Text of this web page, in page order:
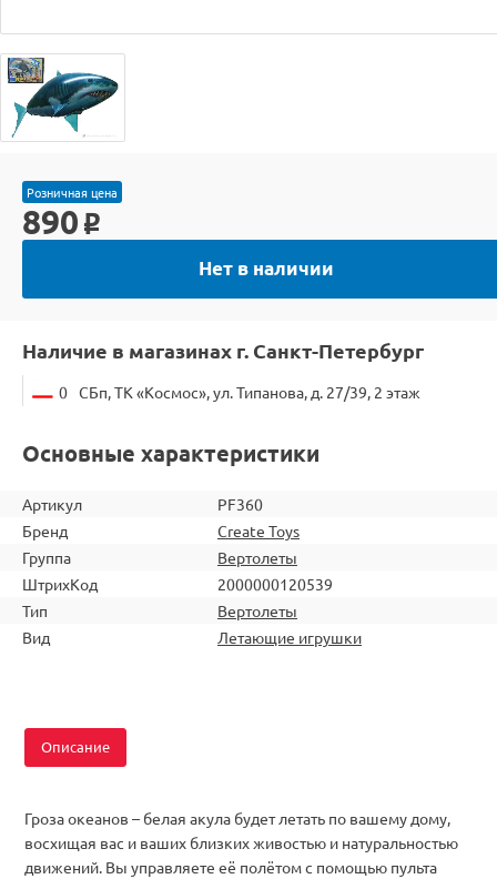
Розничная цена
890 o
Нет в наличии
Наличие в магазинах г. Санкт-Петербург
0 СБп, ТК «Космос», ул. Типанова, д. 27/39, 2 этаж
Основные характеристики
Артикул
PF360
Бренд
Create Toys
Группа
Вертолеты
ШтрихКод
2000000120539
Тип
Вертолеты
Вид
Летающие игрушки
Описание
Гроза океанов – белая акула будет летать по вашему дому,
восхищая вас и ваших близких живостью и натуральностью
движений. Вы управляете её полётом с помощью пульта